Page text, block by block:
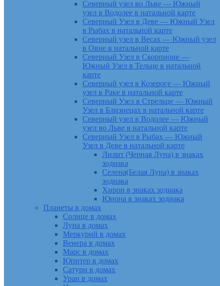
Северный узел во Льве — Южный
узел в Водолее в натальной карте
Северный Узел в Деве — Южный Узел
в Рыбах в натальной карте
Северный узел в Весах — Южный узел
в Овне в натальной карте
Северный Узел в Скорпионе —
Южный Узел в Тельце в натальной
карте
Северный узел в Козероге — Южный
узел в Раке в натальной карте
Северный Узел в Стрельце — Южный
Узел в Близнецах в натальной карте
Северный узел в Водолее — Южный
узел во Льве в натальной карте
Северный Узел в Рыбах — Южный
Узел в Деве в натальной карте
Лилит (Черная Луна) в знаках
зодиака
Селена(Белая Луна) в знаках
зодиака
Хирон в знаках зодиака
Юнона в знаках зодиака
Планеты в домах
Солнце в домах
Луна в домах
Меркурий в домах
Венера в домах
Марс в домах
Юпитер в домах
Сатурн в домах
Уран в домах